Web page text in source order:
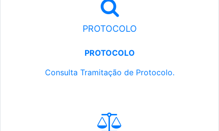
PROTOCOLO
PROTOCOLO
Consulta Tramitação de Protocolo.